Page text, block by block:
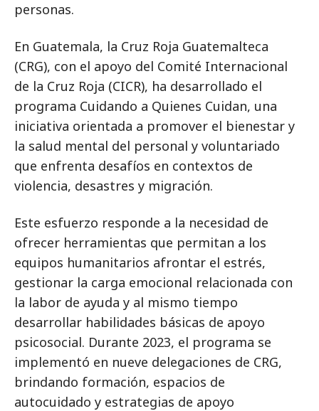
personas.
En Guatemala, la Cruz Roja Guatemalteca
(CRG), con el apoyo del Comité Internacional
de la Cruz Roja (CICR), ha desarrollado el
programa Cuidando a Quienes Cuidan, una
iniciativa orientada a promover el bienestar y
la salud mental del personal y voluntariado
que enfrenta desafíos en contextos de
violencia, desastres y migración.
Este esfuerzo responde a la necesidad de
ofrecer herramientas que permitan a los
equipos humanitarios afrontar el estrés,
gestionar la carga emocional relacionada con
la labor de ayuda y al mismo tiempo
desarrollar habilidades básicas de apoyo
psicosocial. Durante 2023, el programa se
implementó en nueve delegaciones de CRG,
brindando formación, espacios de
autocuidado y estrategias de apoyo